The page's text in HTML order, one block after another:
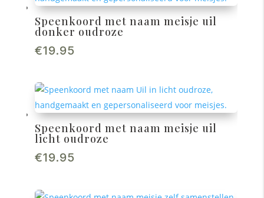
Speenkoord met naam meisje uil
donker oudroze
€19.95
Speenkoord met naam meisje uil
licht oudroze
€19.95